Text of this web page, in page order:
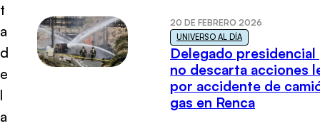
t
a
d
e
l
a
20 DE FEBRERO 2026
UNIVERSO AL DÍA
Delegado presidencial
no descarta acciones
por accidente de
gas en Renca